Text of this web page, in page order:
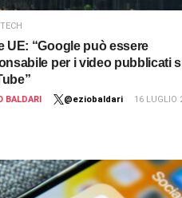
UE: “Google può essere
per i video pubblicati
BALDARI @eziobaldari 16 LUGLIO